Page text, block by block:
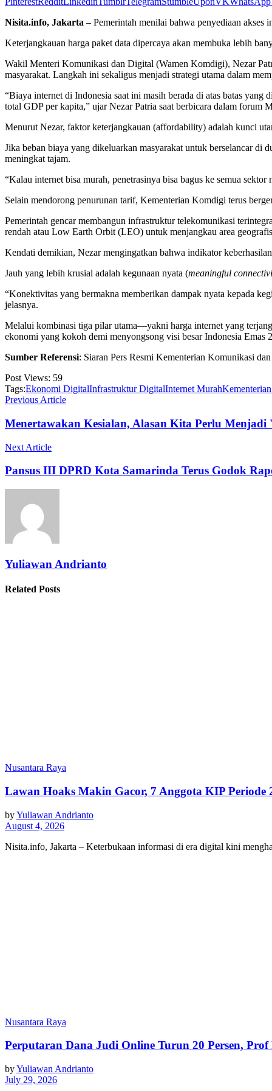
Nisita.info, Jakarta – Pemerintah menilai bahwa penyediaan akses
Keterjangkauan harga paket data dipercaya akan membuka lebih
Wakil Menteri Komunikasi dan Digital (Wamen Komdigi), Nezar
masyarakat. Langkah ini sekaligus menjadi strategi utama dalam
“Biaya internet di Indonesia saat ini masih berada di atas batas
total GDP per kapita,” ujar Nezar Patria saat berbicara dalam
Menurut Nezar, faktor keterjangkauan (affordability) adalah kunci
Jika beban biaya yang dikeluarkan masyarakat untuk berselancar
meningkat tajam.
“Kalau internet bisa murah, penetrasinya bisa bagus ke semua
Selain mendorong penurunan tarif, Kementerian Komdigi terus
Pemerintah gencar membangun infrastruktur telekomunikasi
rendah atau Low Earth Orbit (LEO) untuk menjangkau area
Kendati demikian, Nezar mengingatkan bahwa indikator
Jauh yang lebih krusial adalah kegunaan nyata (meaningful
“Konektivitas yang bermakna memberikan dampak nyata kepada
jelasnya.
Melalui kombinasi tiga pilar utama—yakni harga internet yang
ekonomi yang kokoh demi menyongsong visi besar Indonesia Emas
Sumber Referensi: Siaran Pers Resmi Kementerian Komunikasi
Post Views: 59
Tags:Ekonomi DigitalInfrastruktur DigitalInternet Murah
Previous Article
Menertawakan Kesialan, Alasan Kita Perlu Menjadi
Next Article
Pansus III DPRD Kota Samarinda Terus Godok
Yuliawan Andrianto
Related Posts
Nusantara Raya
Lawan Hoaks Makin Gacor, 7 Anggota KIP Periode
byYuliawan Andrianto
August 4, 2026
Nisita.info, Jakarta – Keterbukaan informasi di era digital kini
Nusantara Raya
Perputaran Dana Judi Online Turun 20 Persen,
byYuliawan Andrianto
July 29, 2026